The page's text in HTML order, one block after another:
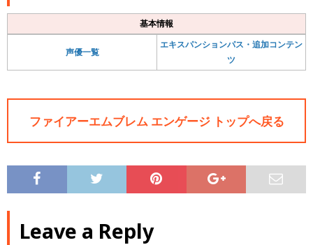
基本情報
声優一覧
エキスパンションパス・追加コンテン
ツ
ファイアーエムブレム エンゲージ トップへ戻る
Leave a Reply